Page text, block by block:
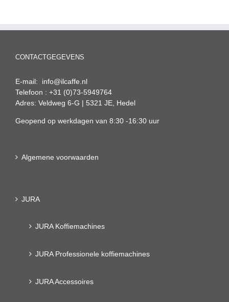
CONTACTGEGEVENS
E-mail: info@ilcaffe.nl
Telefoon : +31 (0)73-5949764
Adres: Veldweg 6-G | 5321 JE, Hedel
Geopend op werkdagen van 8:30 -16:30 uur
Algemene voorwaarden
JURA
JURA Koffiemachines
JURA Professionele koffiemachines
JURA Accessoires